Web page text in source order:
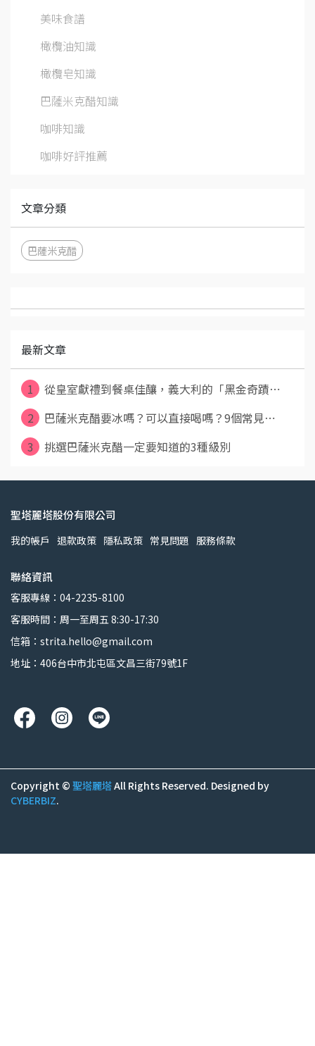
美味食譜
橄欖油知識
橄欖皂知識
巴薩米克醋知識
咖啡知識
咖啡好評推薦
文章分類
巴薩米克醋
最新文章
1
從皇室獻禮到餐桌佳釀，義大利的「黑金奇蹟⋯
2
巴薩米克醋要冰嗎？可以直接喝嗎？9個常見⋯
3
挑選巴薩米克醋一定要知道的3種級別
聖塔麗塔股份有限公司
我的帳戶 退款政策 隱私政策 常見問題 服務條款
聯絡資訊
客服專線：04-2235-8100
客服時間：周一至周五 8:30-17:30
信箱：strita.hello@gmail.com
地址：406台中市北屯區文昌三街79號1F
Copyright © 聖塔麗塔All Rights Reserved. Designed by
CYBERBIZ.